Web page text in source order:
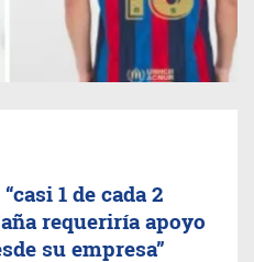
1 de cada 2
requeriría apoyo
su empresa”